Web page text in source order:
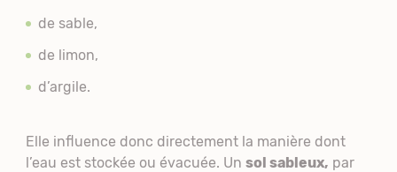
de sable,
de limon,
d’argile.
Elle influence donc directement la manière dont
l’eau est stockée ou évacuée. Un sol sableux, par